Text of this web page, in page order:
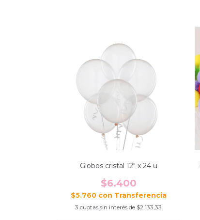
Globos cristal 12" x 24 u
$6.400
$5.760 con
3 cuotas sin interés de $2.133,33